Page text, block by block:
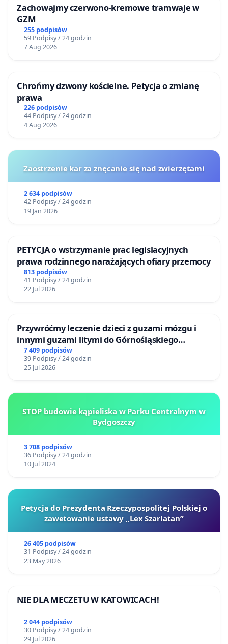
Zachowajmy czerwono-kremowe tramwaje w
GZM
255 podpisów
59 Podpisy / 24 godzin
7 Aug 2026
Chrońmy dzwony kościelne. Petycja o zmianę
prawa
226 podpisów
44 Podpisy / 24 godzin
4 Aug 2026
Zaostrzenie kar za znęcanie się nad zwierzętami
2 634 podpisów
42 Podpisy / 24 godzin
19 Jan 2026
PETYCJA o wstrzymanie prac legislacyjnych
prawa rodzinnego narażających ofiary przemocy
813 podpisów
41 Podpisy / 24 godzin
22 Jul 2026
Przywróćmy leczenie dzieci z guzami mózgu i
innymi guzami litymi do Górnośląskiego
Centrum Zdrowia Dziecka w Katowicach
7 409 podpisów
39 Podpisy / 24 godzin
25 Jul 2026
STOP budowie kąpieliska w Parku Centralnym w
Bydgoszczy
3 708 podpisów
36 Podpisy / 24 godzin
10 Jul 2024
Petycja do Prezydenta Rzeczypospolitej Polskiej o
zawetowanie ustawy „Lex Szarlatan”
26 405 podpisów
31 Podpisy / 24 godzin
23 May 2026
NIE DLA MECZETU W KATOWICACH!
2 044 podpisów
30 Podpisy / 24 godzin
29 Jul 2026